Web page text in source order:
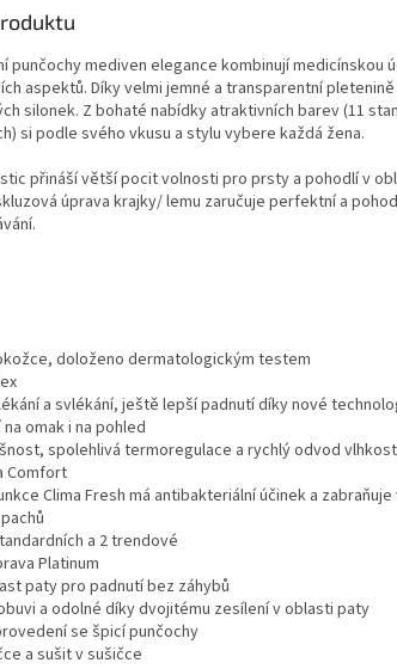
punčochy mediven elegance kombinují medicínskou
aspektů. Díky velmi jemné a transparentní
silonek. Z bohaté nabídky atraktivních barev (11
si podle svého vkusu a stylu vybere každá žena.
přináší větší pocit volnosti pro prsty a pohodlí v
úprava krajky/ lemu zaručuje perfektní a
doloženo dermatologickým testem
a svlékání, ještě lepší padnutí díky nové
omak i na pohled
spolehlivá termoregulace a rychlý odvod
Comfort
Clima Fresh má antibakteriální účinek a zabraňuje
a 2 trendové
Platinum
paty pro padnutí bez záhybů
a odolné díky dvojitému zesílení v oblasti paty
se špicí punčochy
a sušit v sušičce